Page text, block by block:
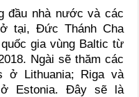
đầu nhà nước và các
tại, Đức Thánh Cha
gia vùng Baltic từ
Ngài sẽ thăm các
ở Lithuania; Riga và
Estonia. Đây sẽ là